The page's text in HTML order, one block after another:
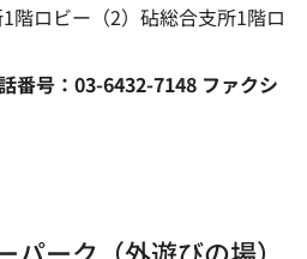
階ロビー（2）砧総合支所1階ロ
番号：03-6432-7148 ファクシ